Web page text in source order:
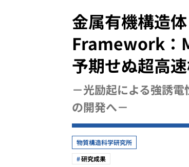
金属有機構造
Framework：
予期せぬ超高
－光励起による強誘
の開発へ－
物質構造科学研究所
研究成果